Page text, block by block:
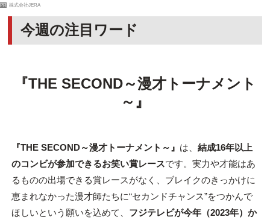
PR 株式会社JERA
今週の注目ワード
『THE SECOND～漫才トーナメント
～』
『THE SECOND～漫才トーナメント～』 は、 結成16年以上
のコンビが参加できるお笑い賞レースです。実力や才能はあ
るものの出場できる賞レースがなく、ブレイクのきっかけに
恵まれなかった漫才師たちに“セカンドチャンス”をつかんで
ほしいという願いを込めて、 フジテレビが今年（2023年）か